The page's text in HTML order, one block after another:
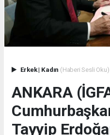
Erkek| Kadın (Haberi Sesli Oku)
ANKARA
Tayyip